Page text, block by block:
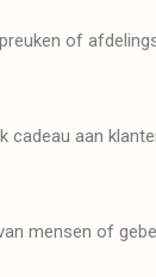
of
cadeau aan
mensen of